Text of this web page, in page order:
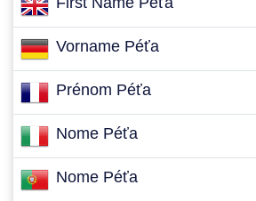
Vorname Péťa
Prénom Péťa
Nome Péťa
Nome Péťa